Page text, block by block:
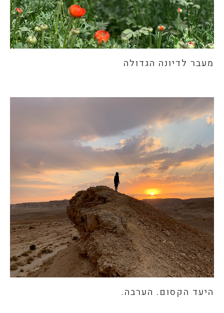
מעבר לדיונה הגדולה
היעד הקסום. הערבה.